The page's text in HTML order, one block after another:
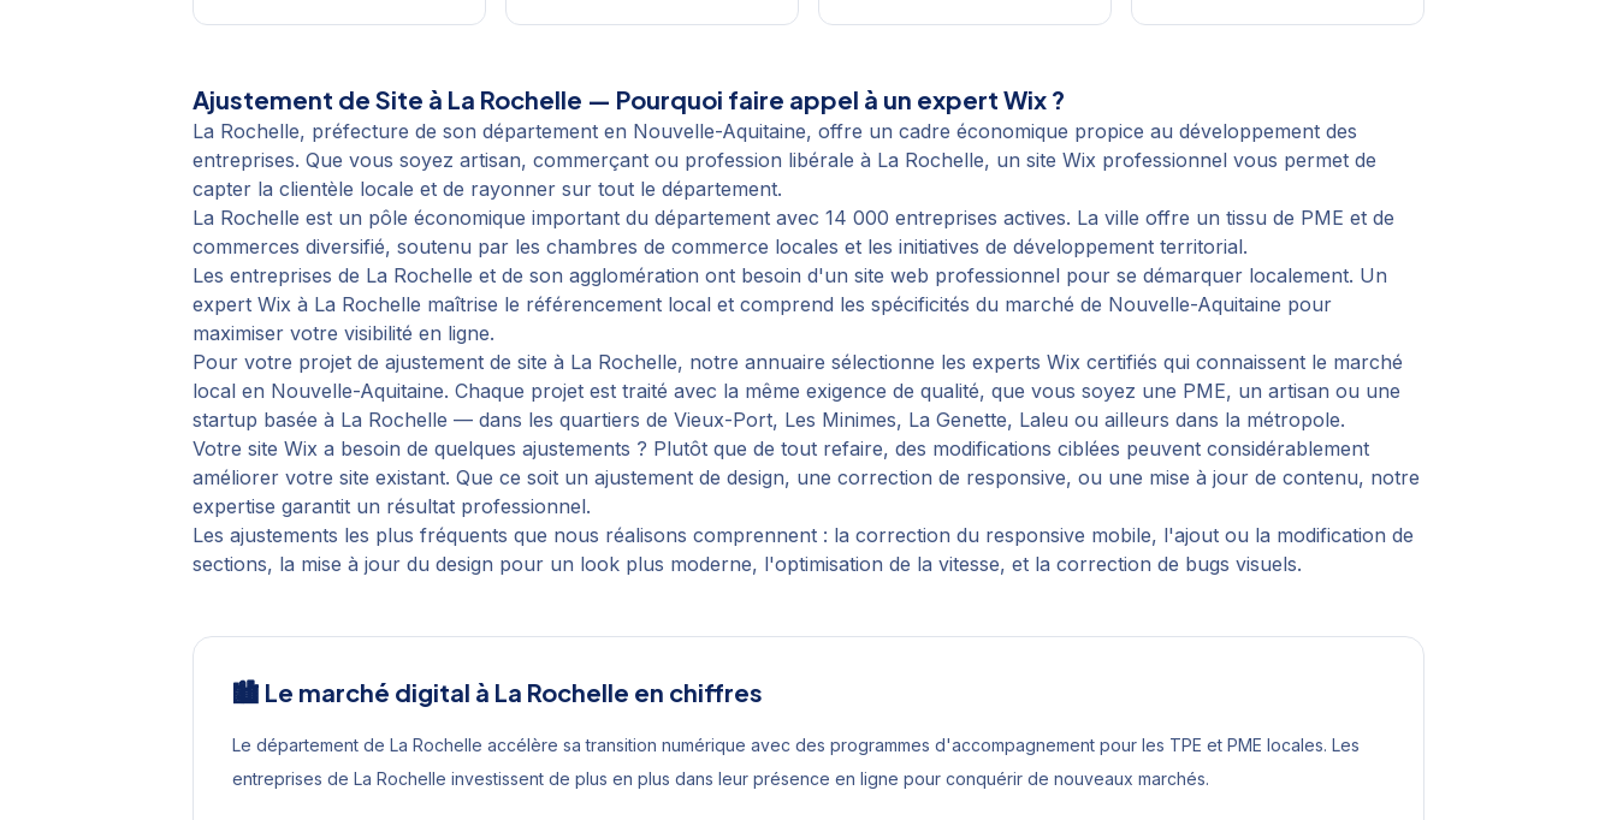
Ajustement de Site à La Rochelle — Pourquoi faire appel à un expert Wix ?
La Rochelle, préfecture de son département en Nouvelle-Aquitaine, offre un cadre économique propice au développement des
entreprises. Que vous soyez artisan, commerçant ou profession libérale à La Rochelle, un site Wix professionnel vous permet de
capter la clientèle locale et de rayonner sur tout le département.
La Rochelle est un pôle économique important du département avec 14 000 entreprises actives. La ville offre un tissu de PME et de
commerces diversifié, soutenu par les chambres de commerce locales et les initiatives de développement territorial.
Les entreprises de La Rochelle et de son agglomération ont besoin d'un site web professionnel pour se démarquer localement. Un
expert Wix à La Rochelle maîtrise le référencement local et comprend les spécificités du marché de Nouvelle-Aquitaine pour
maximiser votre visibilité en ligne.
Pour votre projet de ajustement de site à La Rochelle, notre annuaire sélectionne les experts Wix certifiés qui connaissent le marché
local en Nouvelle-Aquitaine. Chaque projet est traité avec la même exigence de qualité, que vous soyez une PME, un artisan ou une
startup basée à La Rochelle — dans les quartiers de Vieux-Port, Les Minimes, La Genette, Laleu ou ailleurs dans la métropole.
Votre site Wix a besoin de quelques ajustements ? Plutôt que de tout refaire, des modifications ciblées peuvent considérablement
améliorer votre site existant. Que ce soit un ajustement de design, une correction de responsive, ou une mise à jour de contenu, notre
expertise garantit un résultat professionnel.
Les ajustements les plus fréquents que nous réalisons comprennent : la correction du responsive mobile, l'ajout ou la modification de
sections, la mise à jour du design pour un look plus moderne, l'optimisation de la vitesse, et la correction de bugs visuels.
🏙️ Le marché digital à La Rochelle en chiffres
Le département de La Rochelle accélère sa transition numérique avec des programmes d'accompagnement pour les TPE et PME locales. Les
entreprises de La Rochelle investissent de plus en plus dans leur présence en ligne pour conquérir de nouveaux marchés.